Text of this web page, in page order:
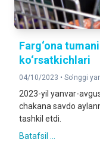
Farg‘ona
ko‘rsatkichlari
04/10/2023 • So'nggi
2023-yil yanvar-
chakana savdo
tashkil etdi.
Batafsil ...